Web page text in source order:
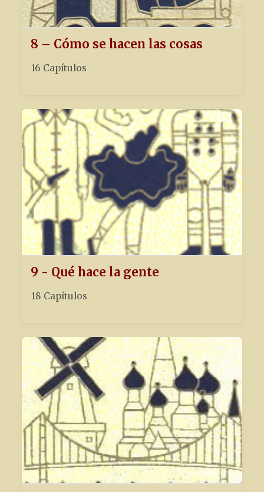
8 – Cómo se hacen las cosas
16 Capítulos
9 - Qué hace la gente
18 Capítulos